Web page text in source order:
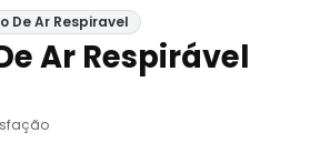
De Protecao Respiratoria
Anuncie
De Ar Respiravel
Ar Respirável